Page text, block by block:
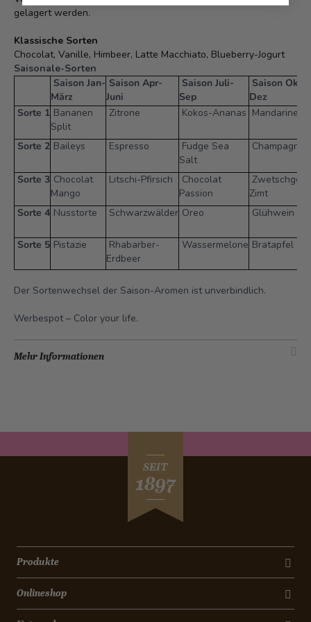
gelagert werden.
Klassische Sorten
Chocolat, Vanille, Himbeer, Latte Macchiato, Blueberry-Jogurt
Saisonale-Sorten
Saison Jan-
März
Saison Apr-
Juni
Saison Juli-
Sep
Saison Okt-
Dez
Sorte 1 Bananen
Split
Zitrone Kokos-Ananas Mandarine
Sorte 2 Baileys Espresso
Fudge Sea
Salt
Champagner
Sorte 3 Chocolat
Mango
Litschi-Pfirsich
Chocolat
Passion
Zwetschgen-
Zimt
Sorte 4 Nusstorte Schwarzwälder Oreo Glühwein
Sorte 5 Pistazie
Rhabarber-
Erdbeer
Wassermelone Bratapfel
Der Sortenwechsel der Saison-Aromen ist unverbindlich.
Werbespot – Color your life.
Mehr Informationen
SEIT
1897
Produkte
Onlineshop